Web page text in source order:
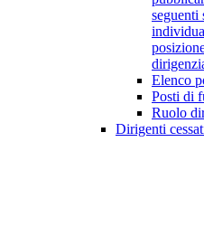
Elenco
Posti di
Ruolo
Dirigenti